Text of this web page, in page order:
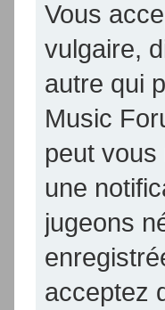
Vous
vulgaire,
autre qui
Music
peut
une
jugeons
acceptez